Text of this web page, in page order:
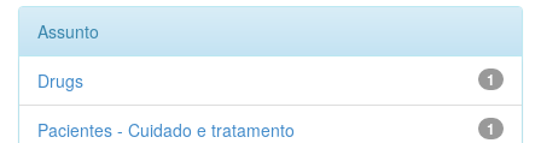
Assunto
1
Drugs
1
Pacientes - Cuidado e tratamento